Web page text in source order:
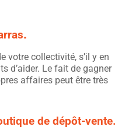
.
votre collectivité, s’il y en
d’aider. Le fait de gagner
affaires peut être très
de dépôt-vente.